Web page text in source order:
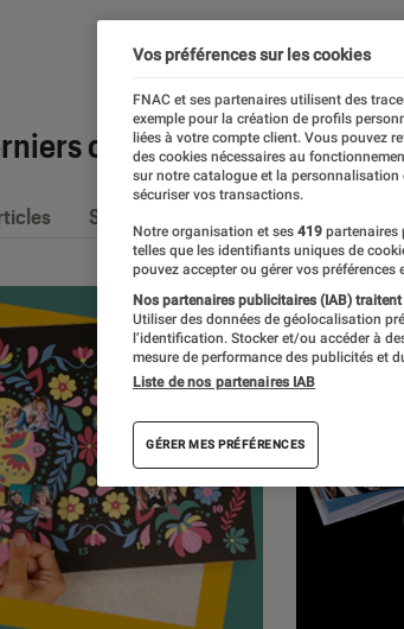
contenus
Sélections et guides
Vos préférences sur les cookies
FNAC et ses partenaires utilisent des
exemple pour la création de profils
liées à votre compte client. Vous pouvez
des cookies nécessaires au
sur notre catalogue et la personnalisation
sécuriser vos transactions.
Notre organisation et ses 419 partenaires
telles que les identifiants uniques de
pouvez accepter ou gérer vos
Nos partenaires publicitaires (IAB)
Utiliser des données de géolocalisation
l’identification. Stocker et/ou accéder à
mesure de performance des publicités et
Liste de nos partenaires IAB
GÉRER MES PRÉFÉRENCES